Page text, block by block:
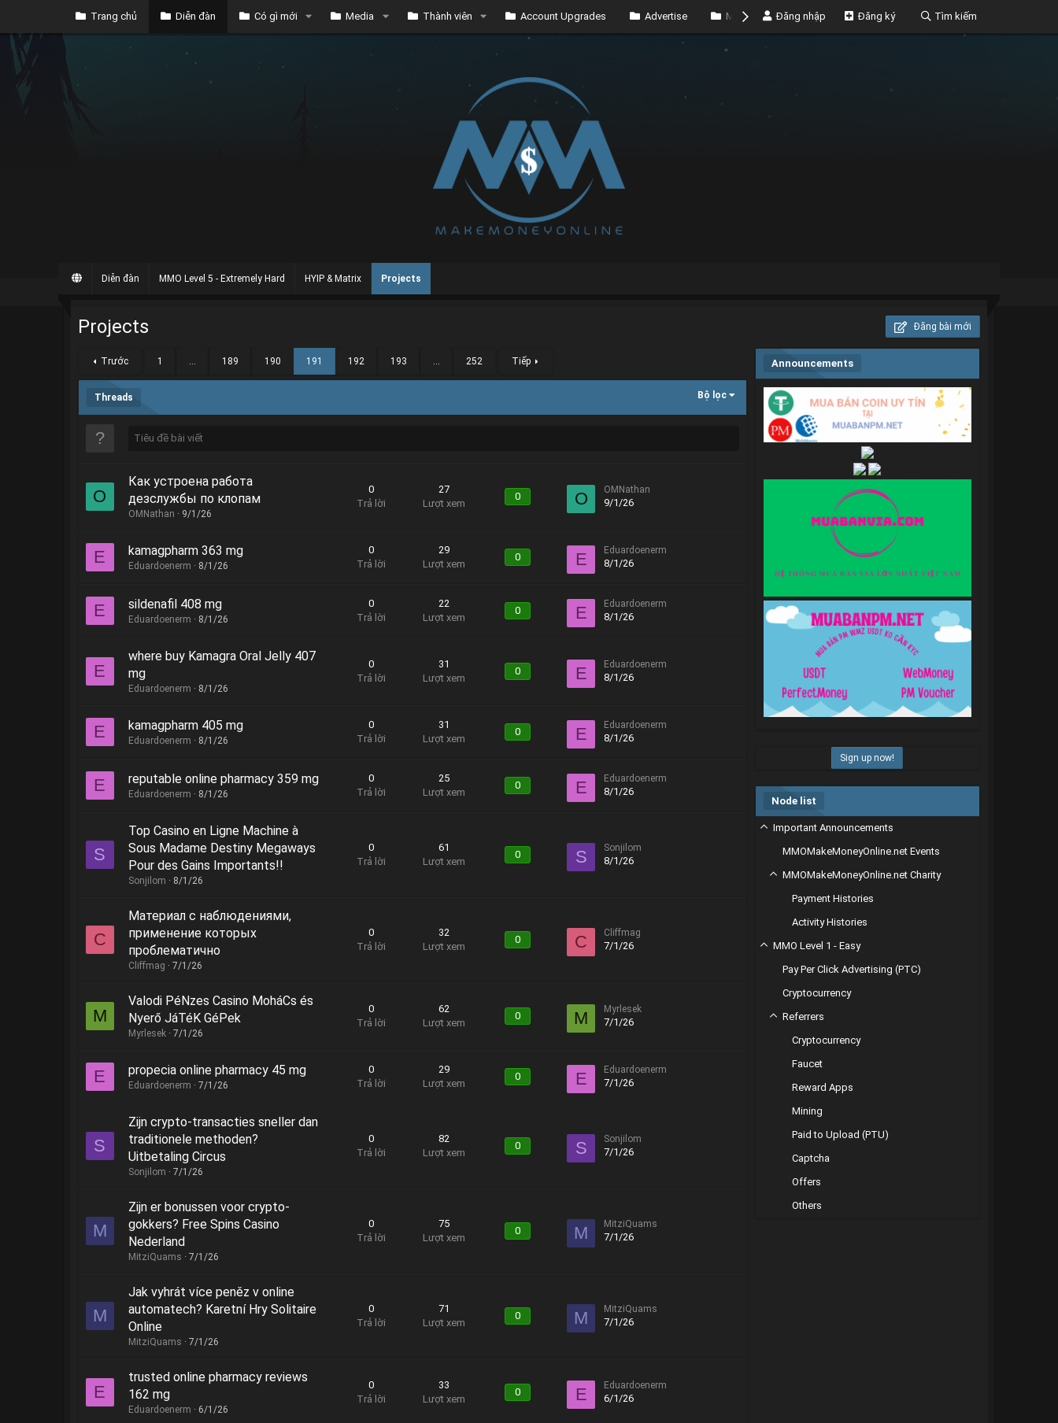
Trang chủ Diễn đàn Có gì mới Media Thành viên Account Upgrades Advertise Marketplace Money
Đăng nhập Đăng ký Tìm kiếm
Diễn đàn MMO Level 5 - Extremely Hard HYIP & Matrix Projects
Projects Đăng bài mới
Trước 1 … 189 190 191 192 193 … 252 Tiếp
Threads Bộ lọc
O
Как устроена работа
дезслужбы по клопам
OMNathan 9/1/26
0
Trả lời
27
Lượt xem
0 O OMNathan
9/1/26
E kamagpharm 363 mg
Eduardoenerm 8/1/26
0
Trả lời
29
Lượt xem
0 E Eduardoenerm
8/1/26
E sildenafil 408 mg
Eduardoenerm 8/1/26
0
Trả lời
22
Lượt xem
0 E Eduardoenerm
8/1/26
E
where buy Kamagra Oral Jelly 407
mg
Eduardoenerm 8/1/26
0
Trả lời
31
Lượt xem
0 E Eduardoenerm
8/1/26
E kamagpharm 405 mg
Eduardoenerm 8/1/26
0
Trả lời
31
Lượt xem
0 E Eduardoenerm
8/1/26
E reputable online pharmacy 359 mg
Eduardoenerm 8/1/26
0
Trả lời
25
Lượt xem
0 E Eduardoenerm
8/1/26
S
Top Casino en Ligne Machine à
Sous Madame Destiny Megaways
Pour des Gains Importants!!
Sonjilom 8/1/26
0
Trả lời
61
Lượt xem
0 S Sonjilom
8/1/26
C
Материал с наблюдениями,
применение которых
проблематично
Cliffmag 7/1/26
0
Trả lời
32
Lượt xem
0 C Cliffmag
7/1/26
M
Valodi PéNzes Casino MoháCs és
Nyerő JáTéK GéPek
Myrlesek 7/1/26
0
Trả lời
62
Lượt xem
0 M Myrlesek
7/1/26
E propecia online pharmacy 45 mg
Eduardoenerm 7/1/26
0
Trả lời
29
Lượt xem
0 E Eduardoenerm
7/1/26
S
Zijn crypto-transacties sneller dan
traditionele methoden?
Uitbetaling Circus
Sonjilom 7/1/26
0
Trả lời
82
Lượt xem
0 S Sonjilom
7/1/26
M
Zijn er bonussen voor crypto-
gokkers? Free Spins Casino
Nederland
MitziQuams 7/1/26
0
Trả lời
75
Lượt xem
0 M MitziQuams
7/1/26
M
Jak vyhrát více peněz v online
automatech? Karetní Hry Solitaire
Online
MitziQuams 7/1/26
0
Trả lời
71
Lượt xem
0 M MitziQuams
7/1/26
E
trusted online pharmacy reviews
162 mg
Eduardoenerm 6/1/26
0
Trả lời
33
Lượt xem
0 E Eduardoenerm
6/1/26
Announcements
Sign up now!
Node list
Important Announcements
MMOMakeMoneyOnline.net Events
MMOMakeMoneyOnline.net Charity
Payment Histories
Activity Histories
MMO Level 1 - Easy
Pay Per Click Advertising (PTC)
Cryptocurrency
Referrers
Cryptocurrency
Faucet
Reward Apps
Mining
Paid to Upload (PTU)
Captcha
Offers
Others